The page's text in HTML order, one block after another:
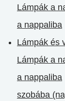
Lámpák a
a nappaliba
Lámpák és
Lámpák a
a nappaliba
szobába